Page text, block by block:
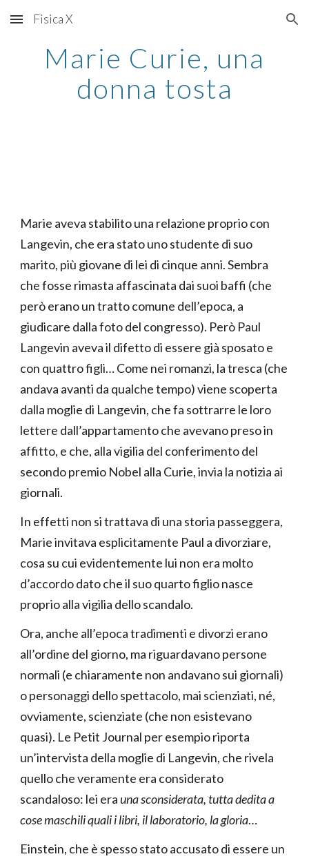
Skip to main content Skip to navigation
Fisica X
Marie Curie, una
donna tosta
Marie aveva stabilito una relazione proprio con
Langevin, che era stato uno studente di suo
marito, più giovane di lei di cinque anni. Sembra
che fosse rimasta affascinata dai suoi baffi (che
però erano un tratto comune dell’epoca, a
giudicare dalla foto del congresso). Però Paul
Langevin aveva il difetto di essere già sposato e
con quattro figli… Come nei romanzi, la tresca (che
andava avanti da qualche tempo) viene scoperta
dalla moglie di Langevin, che fa sottrarre le loro
lettere dall’appartamento che avevano preso in
affitto, e che, alla vigilia del conferimento del
secondo premio Nobel alla Curie, invia la notizia ai
giornali.
In effetti non si trattava di una storia passeggera,
Marie invitava esplicitamente Paul a divorziare,
cosa su cui evidentemente lui non era molto
d’accordo dato che il suo quarto figlio nasce
proprio alla vigilia dello scandalo.
Ora, anche all’epoca tradimenti e divorzi erano
all’ordine del giorno, ma riguardavano persone
normali (e chiaramente non andavano sui giornali)
o personaggi dello spettacolo, mai scienziati, né,
ovviamente, scienziate (che non esistevano
quasi). Le Petit Journal per esempio riporta
un’intervista della moglie di Langevin, che rivela
quello che veramente era considerato
scandaloso: lei erauna sconsiderata, tutta dedita a
cose maschili quali i libri, il laboratorio, la gloria…
Einstein, che è spesso stato accusato di essere un